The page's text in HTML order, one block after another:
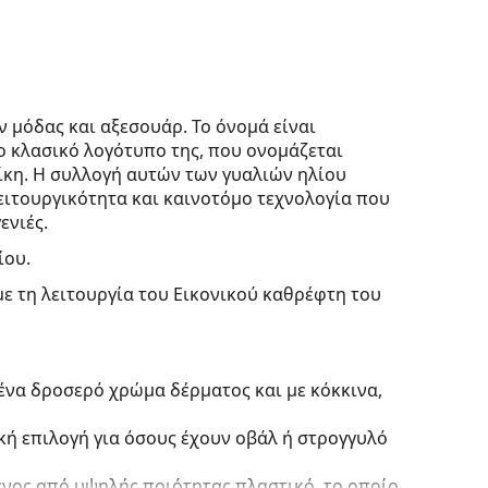
και αξεσουάρ. Το όνομά είναι
κλασικό λογότυπο της, που ονομάζεται
Η συλλογή αυτών των γυαλιών ηλίου
και καινοτόμο τεχνολογία που
τη λειτουργία του Εικονικού καθρέφτη του
δροσερό χρώμα δέρματος και με κόκκινα,
επιλογή για όσους έχουν οβάλ ή στρογγυλό